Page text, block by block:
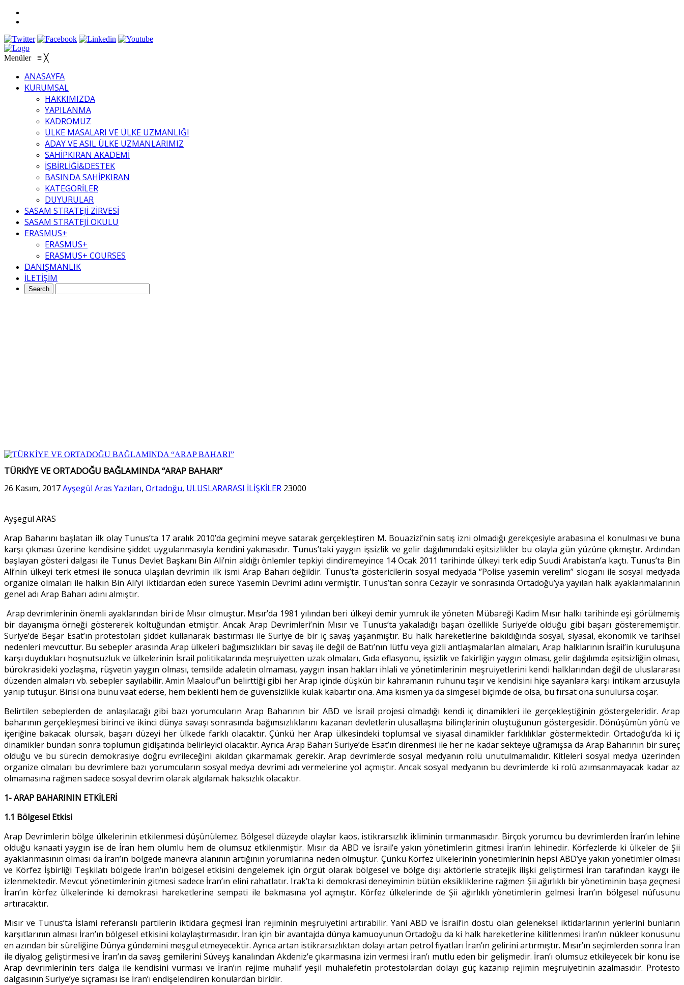
Menüler ≡ ╳
ANASAYFA
KURUMSAL
HAKKIMIZDA
YAPILANMA
KADROMUZ
ÜLKE MASALARI VE ÜLKE UZMANLIĞI
ADAY VE ASIL ÜLKE UZMANLARIMIZ
SAHİPKIRAN AKADEMİ
İŞBİRLİĞİ&DESTEK
BASINDA SAHİPKIRAN
KATEGORİLER
DUYURULAR
SASAM STRATEJİ ZİRVESİ
SASAM STRATEJİ OKULU
ERASMUS+
ERASMUS+
ERASMUS+ COURSES
DANIŞMANLIK
İLETİŞİM
TÜRKİYE VE ORTADOĞU BAĞLAMINDA “ARAP BAHARI”
26 Kasım, 2017Ayşegül Aras Yazıları, Ortadoğu, ULUSLARARASI İLİŞKİLER 23000
Ayşegül ARAS
Arap Baharını başlatan ilk olay Tunus’ta 17 aralık 2010’da geçimini meyve satarak gerçekleştiren M. Bouazizi’nin satış izni olmadığı gerekçesiyle arabasına el konulması ve buna
karşı çıkması üzerine kendisine şiddet uygulanmasıyla kendini yakmasıdır. Tunus’taki yaygın işsizlik ve gelir dağılımındaki eşitsizlikler bu olayla gün yüzüne çıkmıştır. Ardından
başlayan gösteri dalgası ile Tunus Devlet Başkanı Bin Ali’nin aldığı önlemler tepkiyi dindiremeyince 14 Ocak 2011 tarihinde ülkeyi terk edip Suudi Arabistan’a kaçtı. Tunus’ta Bin
Ali’nin ülkeyi terk etmesi ile sonuca ulaşılan devrimin ilk ismi Arap Baharı değildir. Tunus’ta göstericilerin sosyal medyada ‘’Polise yasemin verelim’’ sloganı ile sosyal medyada
organize olmaları ile halkın Bin Ali’yi iktidardan eden sürece Yasemin Devrimi adını vermiştir. Tunus’tan sonra Cezayir ve sonrasında Ortadoğu’ya yayılan halk ayaklanmalarının
genel adı Arap Baharı adını almıştır.
Arap devrimlerinin önemli ayaklarından biri de Mısır olmuştur. Mısır’da 1981 yılından beri ülkeyi demir yumruk ile yöneten Mübareği Kadim Mısır halkı tarihinde eşi görülmemiş
bir dayanışma örneği göstererek koltuğundan etmiştir. Ancak Arap Devrimleri’nin Mısır ve Tunus’ta yakaladığı başarı özellikle Suriye’de olduğu gibi başarı gösterememiştir.
Suriye’de Beşar Esat’ın protestoları şiddet kullanarak bastırması ile Suriye de bir iç savaş yaşanmıştır. Bu halk hareketlerine bakıldığında sosyal, siyasal, ekonomik ve tarihsel
nedenleri mevcuttur. Bu sebepler arasında Arap ülkeleri bağımsızlıkları bir savaş ile değil de Batı’nın lütfu veya gizli antlaşmalarlan almaları, Arap halklarının İsrail’in kuruluşuna
karşı duydukları hoşnutsuzluk ve ülkelerinin İsrail politikalarında meşruiyetten uzak olmaları, Gıda eflasyonu, işsizlik ve fakirliğin yaygın olması, gelir dağılımda eşitsizliğin olması,
bürokrasideki yozlaşma, rüşvetin yaygın olması, temsilde adaletin olmaması, yaygın insan hakları ihlali ve yönetimlerinin meşruiyetlerini kendi halklarından değil de uluslararası
düzenden almaları vb. sebepler sayılabilir. Amin Maalouf’un belirttiği gibi her Arap içinde düşkün bir kahramanın ruhunu taşır ve kendisini hiçe sayanlara karşı intikam arzusuyla
yanıp tutuşur. Birisi ona bunu vaat ederse, hem beklenti hem de güvensizlikle kulak kabartır ona. Ama kısmen ya da simgesel biçimde de olsa, bu fırsat ona sunulursa coşar.
Belirtilen sebeplerden de anlaşılacağı gibi bazı yorumcuların Arap Baharının bir ABD ve İsrail projesi olmadığı kendi iç dinamikleri ile gerçekleştiğinin göstergeleridir. Arap
baharının gerçekleşmesi birinci ve ikinci dünya savaşı sonrasında bağımsızlıklarını kazanan devletlerin ulusallaşma bilinçlerinin oluştuğunun göstergesidir. Dönüşümün yönü ve
içeriğine bakacak olursak, başarı düzeyi her ülkede farklı olacaktır. Çünkü her Arap ülkesindeki toplumsal ve siyasal dinamikler farklılıklar göstermektedir. Ortadoğu’da ki iç
dinamikler bundan sonra toplumun gidişatında belirleyici olacaktır. Ayrıca Arap Baharı Suriye’de Esat’ın direnmesi ile her ne kadar sekteye uğramışsa da Arap Baharının bir süreç
olduğu ve bu sürecin demokrasiye doğru evrileceğini akıldan çıkarmamak gerekir. Arap devrimlerde sosyal medyanın rolü unutulmamalıdır. Kitleleri sosyal medya üzerinden
organize olmaları bu devrimlere bazı yorumcuların sosyal medya devrimi adı vermelerine yol açmıştır. Ancak sosyal medyanın bu devrimlerde ki rolü azımsanmayacak kadar az
olmamasına rağmen sadece sosyal devrim olarak algılamak haksızlık olacaktır.
1- ARAP BAHARININ ETKİLERİ
1.1 Bölgesel Etkisi
Arap Devrimlerin bölge ülkelerinin etkilenmesi düşünülemez. Bölgesel düzeyde olaylar kaos, istikrarsızlık ikliminin tırmanmasıdır. Birçok yorumcu bu devrimlerden İran’ın lehine
olduğu kanaati yaygın ise de İran hem olumlu hem de olumsuz etkilenmiştir. Mısır da ABD ve İsrail’e yakın yönetimlerin gitmesi İran’ın lehinedir. Körfezlerde ki ülkeler de Şii
ayaklanmasının olması da İran’ın bölgede manevra alanının artığının yorumlarına neden olmuştur. Çünkü Körfez ülkelerinin yönetimlerinin hepsi ABD’ye yakın yönetimler olması
ve Körfez İşbirliği Teşkilatı bölgede İran’ın bölgesel etkisini dengelemek için örgüt olarak bölgesel ve bölge dışı aktörlerle stratejik ilişki geliştirmesi İran tarafından kaygı ile
izlenmektedir. Mevcut yönetimlerinin gitmesi sadece İran’ın elini rahatlatır. Irak’ta ki demokrasi deneyiminin bütün eksikliklerine rağmen Şii ağırlıklı bir yönetiminin başa geçmesi
İran’ın körfez ülkelerinde ki demokrasi hareketlerine sempati ile bakmasına yol açmıştır. Körfez ülkelerinde de Şii ağırlıklı yönetimlerin gelmesi İran’ın bölgesel nüfusunu
artıracaktır.
Mısır ve Tunus’ta İslami referanslı partilerin iktidara geçmesi İran rejiminin meşruiyetini artırabilir. Yani ABD ve İsrail’in dostu olan geleneksel iktidarlarının yerlerini bunların
karşıtlarının alması İran’ın bölgesel etkisini kolaylaştırmasıdır. İran için bir avantajda dünya kamuoyunun Ortadoğu da ki halk hareketlerine kilitlenmesi İran’ın nükleer konusunu
en azından bir süreliğine Dünya gündemini meşgul etmeyecektir. Ayrıca artan istikrarsızlıktan dolayı artan petrol fiyatları İran’ın gelirini artırmıştır. Mısır’ın seçimlerden sonra İran
ile diyalog geliştirmesi ve İran’ın da savaş gemilerini Süveyş kanalından Akdeniz’e çıkarmasına izin vermesi İran’ı mutlu eden bir gelişmedir. İran’ı olumsuz etkileyecek bir konu ise
Arap devrimlerinin ters dalga ile kendisini vurması ve İran’ın rejime muhalif yeşil muhalefetin protestolardan dolayı güç kazanıp rejimin meşruiyetinin azalmasıdır. Protesto
dalgasının Suriye’ye sıçraması ise İran’ı endişelendiren konulardan biridir.